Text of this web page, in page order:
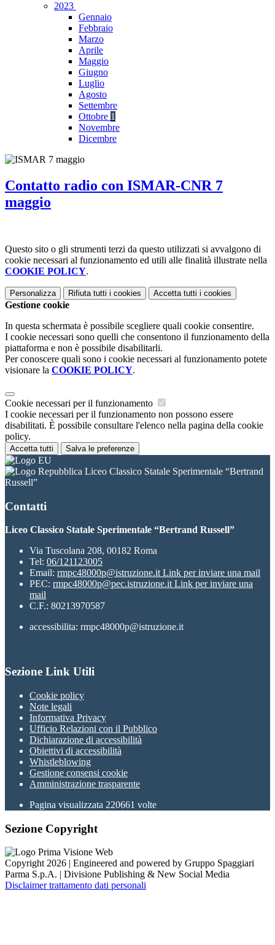
2023
Gennaio
Febbraio
Marzo
Aprile
Maggio
Giugno
Luglio
Agosto
Settembre
Ottobre 1
Novembre
Dicembre
Contatto radio con ISMAR-CNR 7
maggio
Questo sito o gli strumenti terzi da questo utilizzati si avvalgono di
cookie necessari al funzionamento ed utili alle finalità illustrate nella
COOKIE POLICY.
Personalizza Rifiuta tutti i cookies Accetta tutti i cookies
Gestione cookie
In questa schermata è possibile scegliere quali cookie consentire.
I cookie necessari sono quelli che consentono il funzionamento della
piattaforma e non è possibile disabilitarli.
Per conoscere quali sono i cookie necessari al funzionamento potete
visionare la COOKIE POLICY.
Cookie necessari per il funzionamento
I cookie necessari per il funzionamento non possono essere
disabilitati. È possibile consultare l'elenco nella pagina della cookie
policy.
Accetta tutti Salva le preferenze
Liceo Classico Statale Sperimentale “Bertrand
Russell”
Contatti
Liceo Classico Statale Sperimentale “Bertrand Russell”
Via Tuscolana 208, 00182 Roma
Tel: 06/121123005
Email: rmpc48000p@istruzione.it Link per inviare una mail
PEC: rmpc48000p@pec.istruzione.it Link per inviare una
mail
C.F.: 80213970587
accessibilita: rmpc48000p@istruzione.it
Sezione Link Utili
Cookie policy
Note legali
Informativa Privacy
Ufficio Relazioni con il Pubblico
Dichiarazione di accessibilità
Obiettivi di accessibilità
Whistleblowing
Gestione consensi cookie
Amministrazione trasparente
Pagina visualizzata 220661 volte
Sezione Copyright
Copyright 2026 | Engineered and powered by Gruppo Spaggiari
Parma S.p.A. | Divisione Publishing & New Social Media
Disclaimer trattamento dati personali